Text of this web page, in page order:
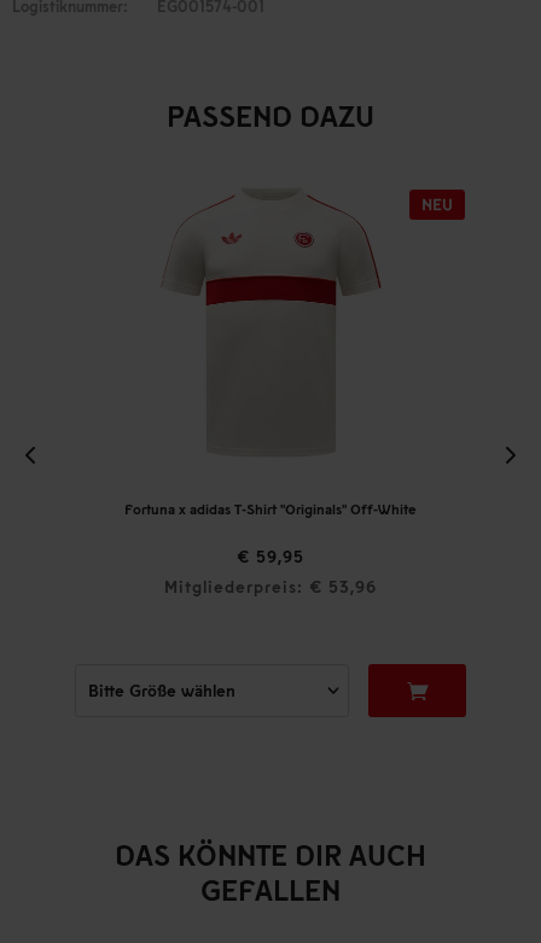
Logistiknummer: EG001574-001
PASSEND DAZU
Fortuna x adidas T-Shirt "Originals" Off-White
€ 59,95
Mitgliederpreis: € 53,96
DAS KÖNNTE DIR AUCH
GEFALLEN